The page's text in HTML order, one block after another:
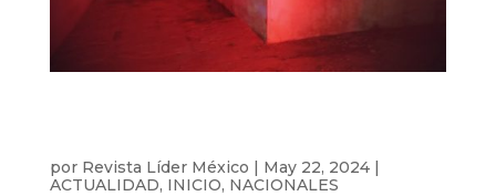
por Revista Líder México | May 22, 2024|
ACTUALIDAD, INICIO, NACIONALES